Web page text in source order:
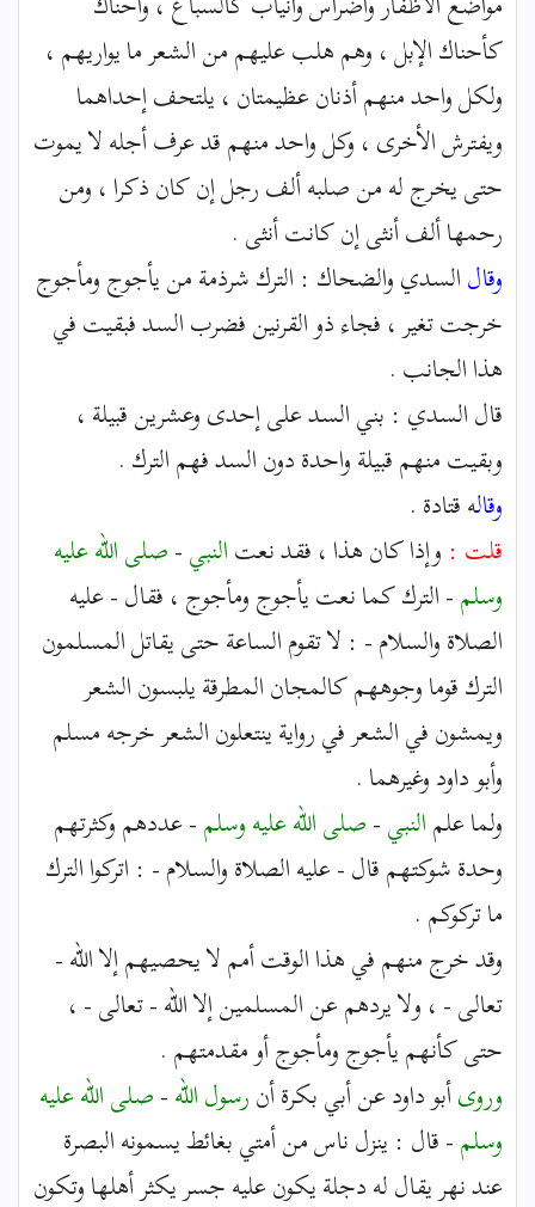
كأحناك الإبل ، وهم هلب عليهم من الشعر ما يواريهم ،
ولكل واحد منهم أذنان عظيمتان ، يلتحف إحداهما
ويفترش الأخرى ، وكل واحد منهم قد عرف أجله لا يموت
حتى يخرج له من صلبه ألف رجل إن كان ذكرا ، ومن
رحمها ألف أنثى إن كانت أنثى .
وقالالسدي والضحاك : الترك شرذمة من يأجوج ومأجوج
خرجت تغير ، فجاء ذو القرنين فضرب السد فبقيت في
هذا الجانب .
قال السدي : بني السد على إحدى وعشرين قبيلة ،
وبقيت منهم قبيلة واحدة دون السد فهم الترك .
وقاله قتادة .
قلت : وإذا كان هذا ، فقد نعتالنبي-صلى الله عليه
وسلم- الترك كما نعت يأجوج ومأجوج ، فقال - عليه
الصلاة والسلام - : لا تقوم الساعة حتى يقاتل المسلمون
الترك قوما وجوههم كالمجان المطرقة يلبسون الشعر
ويمشون في الشعر في رواية ينتعلون الشعر خرجه مسلم
وأبو داود وغيرهما .
ولما علمالنبي-صلى الله عليه وسلم- عددهم وكثرتهم
وحدة شوكتهم قال - عليه الصلاة والسلام - : اتركوا الترك
ما تركوكم .
وقد خرج منهم في هذا الوقت أمم لا يحصيهم إلا الله -
تعالى - ، ولا يردهم عن المسلمين إلا الله - تعالى - ،
حتى كأنهم يأجوج ومأجوج أو مقدمتهم .
وروىأبو داود عن أبي بكرة أنرسول الله-صلى الله عليه
وسلم- قال : ينزل ناس من أمتي بغائط يسمونه البصرة
عند نهر يقال له دجلة يكون عليه جسر يكثر أهلها وتكون